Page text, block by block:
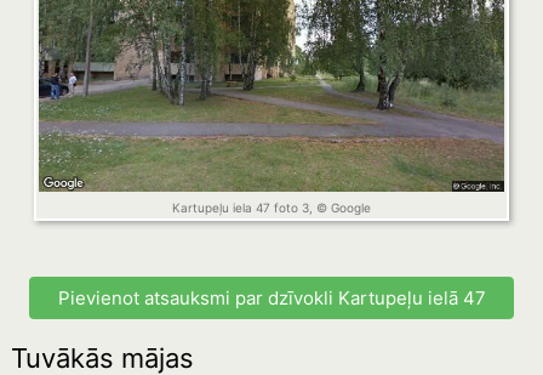
Kartupeļu iela 47 foto 3, © Google
Pievienot atsauksmi par dzīvokli Kartupeļu ielā 47
Tuvākās mājas